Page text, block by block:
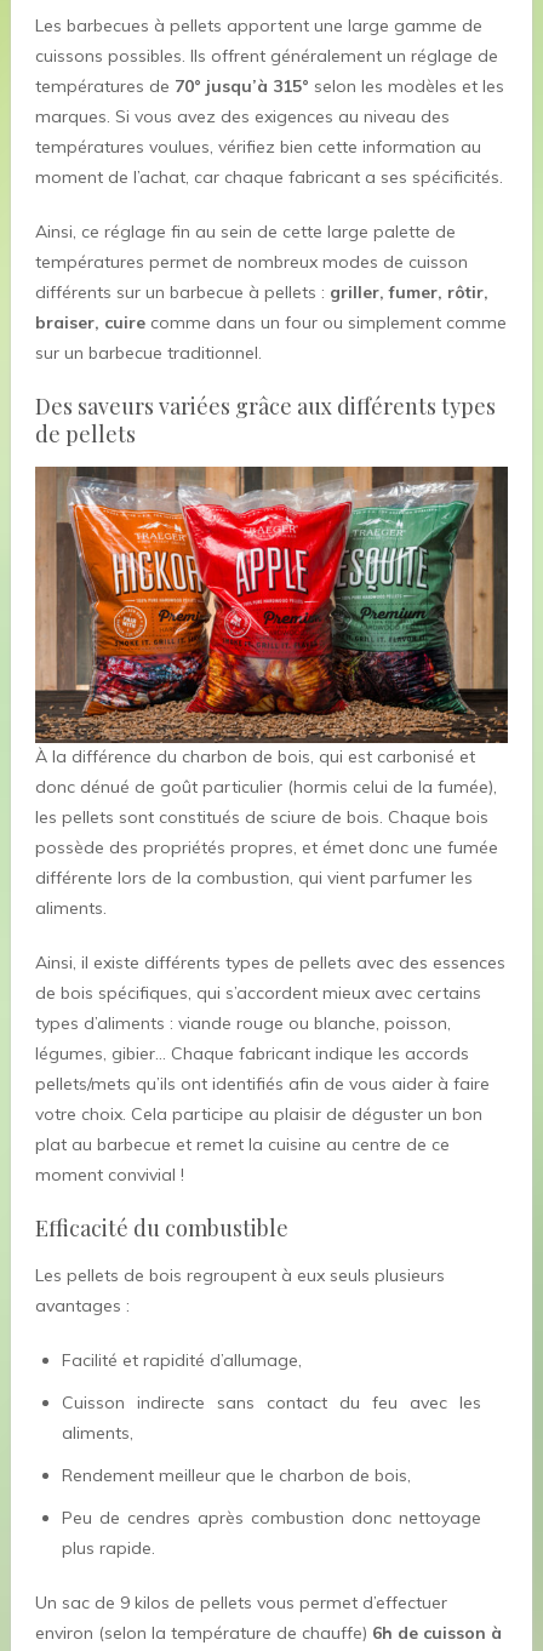
Les barbecues à pellets apportent une large gamme de
cuissons possibles. Ils offrent généralement un réglage de
températures de 70° jusqu’à 315° selon les modèles et les
marques. Si vous avez des exigences au niveau des
températures voulues, vérifiez bien cette information au
moment de l’achat, car chaque fabricant a ses spécificités.
Ainsi, ce réglage fin au sein de cette large palette de
températures permet de nombreux modes de cuisson
différents sur un barbecue à pellets : griller, fumer, rôtir,
braiser, cuirecomme dans un four ou simplement comme
sur un barbecue traditionnel.
Des saveurs variées grâce aux différents types
de pellets
À la différence du charbon de bois, qui est carbonisé et
donc dénué de goût particulier (hormis celui de la fumée),
les pellets sont constitués de sciure de bois. Chaque bois
possède des propriétés propres, et émet donc une fumée
différente lors de la combustion, qui vient parfumer les
aliments.
Ainsi, il existe différents types de pellets avec des essences
de bois spécifiques, qui s’accordent mieux avec certains
types d’aliments : viande rouge ou blanche, poisson,
légumes, gibier… Chaque fabricant indique les accords
pellets/mets qu’ils ont identifiés afin de vous aider à faire
votre choix. Cela participe au plaisir de déguster un bon
plat au barbecue et remet la cuisine au centre de ce
moment convivial !
Efficacité du combustible
Les pellets de bois regroupent à eux seuls plusieurs
avantages :
Facilité et rapidité d’allumage,
Cuisson indirecte sans contact du feu avec les
aliments,
Rendement meilleur que le charbon de bois,
Peu de cendres après combustion donc nettoyage
plus rapide.
Un sac de 9 kilos de pellets vous permet d’effectuer
environ (selon la température de chauffe) 6h de cuisson à